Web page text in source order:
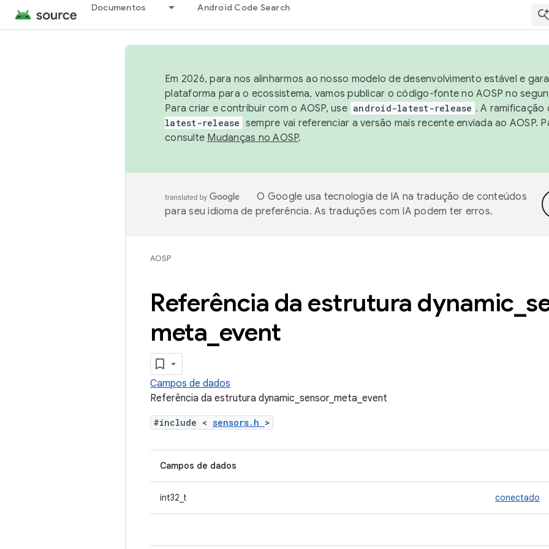
Documentos Android Code Search
Em 2026, para nos alinharmos ao nosso modelo de desenvolvimento estável e
plataforma para o ecossistema, vamos publicar o código-fonte no AOSP no
Para criar e contribuir com o AOSP, use android-latest-release . A ramificação
latest-release sempre vai referenciar a versão mais recente enviada ao AOSP.
consulte Mudanças no AOSP.
O Google usa tecnologia de IA na tradução de conteúdos
para seu idioma de preferência. As traduções com IA podem ter erros.
AOSP
Referência da estrutura dynamic
meta event
Campos de dados
Referência da estrutura dynamic_sensor_meta_event
#include < sensors.h >
Campos de dados
int32_t conectado